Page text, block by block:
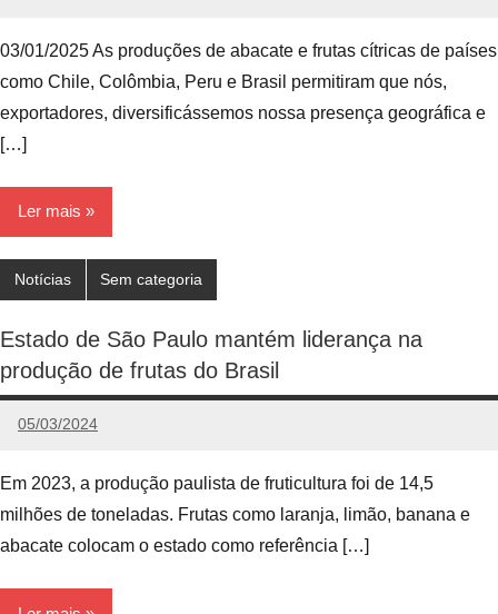
admin
Nenhum
03/01/2025 As produções de abacate e frutas cítricas de países
como Chile, Colômbia, Peru e Brasil permitiram que nós,
exportadores, diversificássemos nossa presença geográfica e
[…]
Ler mais
Notícias Sem categoria
Estado de São Paulo mantém liderança na
produção de frutas do Brasil
05/03/2024
admin
Nenhum
Em 2023, a produção paulista de fruticultura foi de 14,5
milhões de toneladas. Frutas como laranja, limão, banana e
abacate colocam o estado como referência […]